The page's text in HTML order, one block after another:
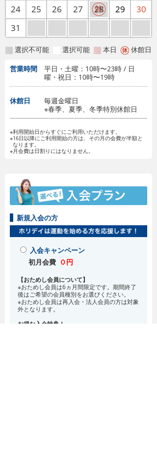
24
25 26 27 28 29
30
31
選択不可能 選択可能 本日 休館日
営業時間
平日・土曜：10時〜23時 / 日
曜・祝日：10時〜19時
休館日
毎週金曜日
※春季、夏季、冬季特別休館日
※利用開始日からすぐにご利用いただけます。
※16日以降にご利用開始の方は、その月の会費が半額と
なります。
※月会費は日割りにはなりません。
新規入会の方
入会キャンペーン
初月会費 ０円
【おためし会員について】
※おためし会員は6ヵ月間限定です。期間終了
後はご希望の会員種別をお選びください。
※おためし会員は再入会・法人会員の方は対象
外となります。
お得な入会特典！